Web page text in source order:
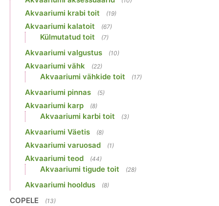
Akvaariumi krabi toit (19)
Akvaariumi kalatoit (67)
Külmutatud toit (7)
Akvaariumi valgustus (10)
Akvaariumi vähk (22)
Akvaariumi vähkide toit (17)
Akvaariumi pinnas (5)
Akvaariumi karp (8)
Akvaariumi karbi toit (3)
Akvaariumi Väetis (8)
Akvaariumi varuosad (1)
Akvaariumi teod (44)
Akvaariumi tigude toit (28)
Akvaariumi hooldus (8)
COPELE (13)